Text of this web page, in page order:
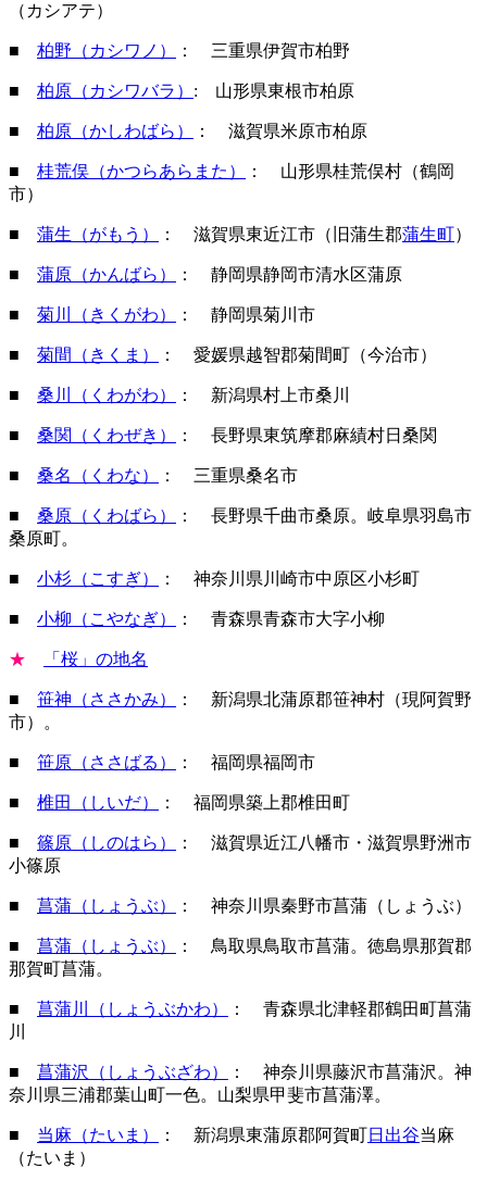
（カシアテ）
■ 柏野（カシワノ） ： 三重県伊賀市柏野
■ 柏原（カシワバラ） : 山形県東根市柏原
■ 柏原（かしわばら） ： 滋賀県米原市柏原
■ 桂荒俣（かつらあらまた）
： 山形県桂荒俣村（鶴岡
市）
■ 蒲生（がもう） ： 滋賀県東近江市（旧蒲生郡蒲生町）
■ 蒲原（かんばら） ： 静岡県静岡市清水区蒲原
■ 菊川（きくがわ） ： 静岡県菊川市
■ 菊間（きくま） ： 愛媛県越智郡菊間町（今治市）
■ 桑川（くわがわ） ： 新潟県村上市桑川
■ 桑関（くわぜき） ： 長野県東筑摩郡麻績村日桑関
■ 桑名（くわな） ： 三重県桑名市
■ 桑原（くわばら）
： 長野県千曲市桑原。岐阜県羽島市
桑原町。
■ 小杉（こすぎ） ： 神奈川県川崎市中原区小杉町
■ 小柳（こやなぎ） ： 青森県青森市大字小柳
★ 「桜」の地名
■ 笹神（ささかみ）
： 新潟県北蒲原郡笹神村（現阿賀野
市）。
■ 笹原（ささばる） ： 福岡県福岡市
■ 椎田（しいだ） ： 福岡県築上郡椎田町
■ 篠原（しのはら）
： 滋賀県近江八幡市・滋賀県野洲市
小篠原
■ 菖蒲（しょうぶ） ： 神奈川県秦野市菖蒲（しょうぶ）
■ 菖蒲（しょうぶ）
： 鳥取県鳥取市菖蒲。徳島県那賀郡
那賀町菖蒲。
■ 菖蒲川（しょうぶかわ）
： 青森県北津軽郡鶴田町菖蒲
川
■ 菖蒲沢（しょうぶざわ）
： 神奈川県藤沢市菖蒲沢。神
奈川県三浦郡葉山町一色。山梨県甲斐市菖蒲澤。
■ 当麻（たいま） ： 新潟県東蒲原郡阿賀町日出谷当麻
（たいま）